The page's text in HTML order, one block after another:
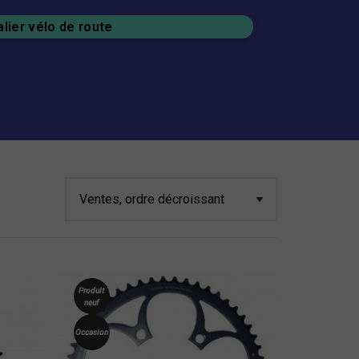
vélo de route
Produit
neuf
Occasion